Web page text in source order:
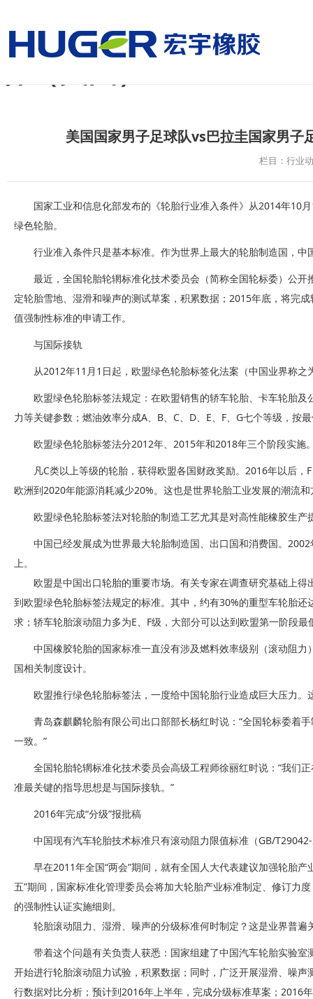
美国国家男子足球队
杯（美国）
美国国家男子足球队vs巴拉圭国家男子
栏目：行业
国家工业和信息化部发布的《轮胎行业准入条件》从2014年10
绿色轮胎。
行业准入条件只是基本标准。作为世界上最大的轮胎制造国，
最近，全国轮胎轮辋标准化技术委员会（简称全国轮标委）公
定轮胎雪地、湿滑和噪声的测试草案，积累数据；2015年底，将完
值强制性标准的申请工作。
与国际接轨
从2012年11月1日起，欧盟绿色轮胎标签化法案（中国业界称
欧盟绿色轮胎标签法规定：在欧盟销售的轿车轮胎、卡车轮胎
力等关键参数；燃油效率分成A、B、C、D、E、F、G七个等级，按
欧盟绿色轮胎标签法分2012年、2015年和2018年三个阶段实施
凡C类以上等级的轮胎，获得欧盟各国财政奖励。2016年以后
欧洲到2020年能源消耗减少20%。这也是世界轮胎工业发展的潮流和
欧盟绿色轮胎标签法对轮胎的制造工艺尤其是对高性能橡胶生产
中国已经发展成为世界最大轮胎制造国、出口国和消费国。
上。
欧盟是中国出口轮胎的重要市场。有关专家在调查研究基础上
到欧盟绿色轮胎标签法规定的标准。其中，约有30%的重型车轮胎
求；轿车轮胎滚动阻力多为E、F级，大部分可以达到欧盟第一阶段
中国橡胶轮胎的国家标准一直没有涉及燃料效率级别（滚动阻
国相关制度设计。
欧盟推行绿色轮胎标签法，一度给中国轮胎行业造成巨大压力
青岛森麒麟轮胎有限公司出口部部长杨红时说：“全国轮标委着
一致。”
全国轮胎轮辋标准化技术委员会高级工程师徐丽红时说：“我们
准最关键的指导思想是与国际接轨。”
2016年完成“分级”报批稿
中国现有汽车轮胎技术标准只有滚动阻力限值标准（GB/
早在2011年全国“两会”期间，就有全国人大代表建议加强轮胎
五”期间，国家标准化管理委员会将加大轮胎产业标准制定、修订力
的强制性认证实施细则。
轮胎滚动阻力、湿滑、噪声的分级标准何时制定？这是业界普遍
带着这个问题有关负责人获悉：国家组建了中国汽车轮胎实验
开始进行轮胎滚动阻力试验，积累数据；同时，广泛开展湿滑、噪
行数据对比分析；预计到2016年上半年，完成分级标准草案；2016